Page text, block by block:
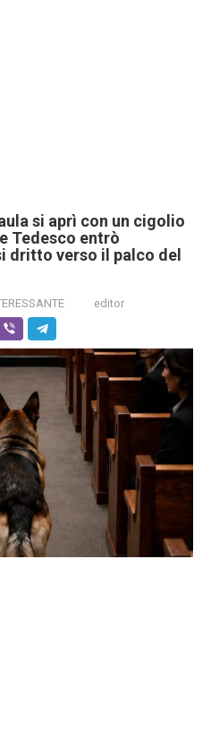
si aprì con un cigolio
Tedesco entrò
dritto verso il palco del
editor